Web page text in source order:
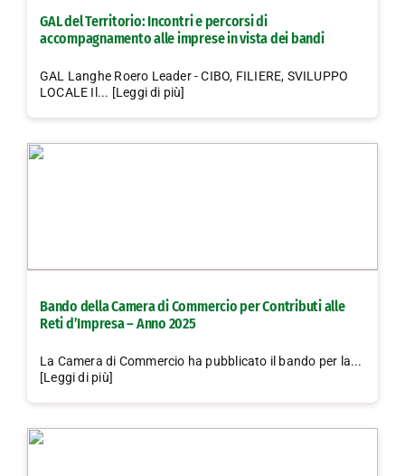
GAL del Territorio: Incontri e percorsi di
accompagnamento alle imprese in vista dei bandi
GAL Langhe Roero Leader - CIBO, FILIERE, SVILUPPO
LOCALE Il... [Leggi di più]
Bando della Camera di Commercio per Contributi alle
Reti d’Impresa – Anno 2025
La Camera di Commercio ha pubblicato il bando per la...
[Leggi di più]